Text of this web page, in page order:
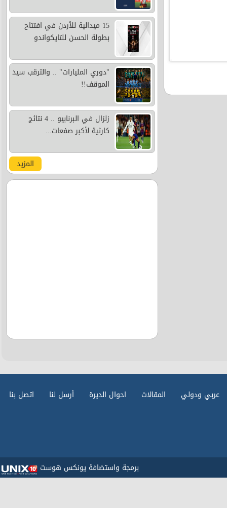
15 ميدالية للأردن في افتتاح
بطولة الحسن للتايكواندو
"دوري المليارات" .. والترقب سيد
الموقف!!
زلزال في البرنابيو .. 4 نتائج
كارثية لأكبر صفعات...
المزيد
عربي ودولي المقالات احوال الديرة أرسل لنا اتصل بنا
برمجة واستضافة يونكس هوست